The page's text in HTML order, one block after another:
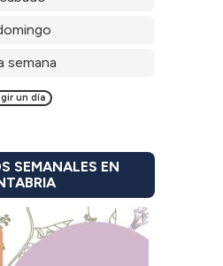
semana
un día
SEMANALES EN